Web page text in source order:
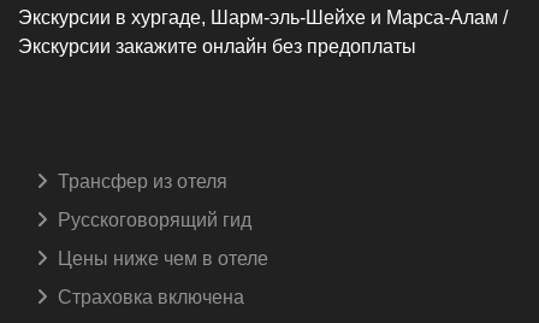
Экскурсии в хургаде, Шарм-эль-Шейхе и Марса-Алам /
Экскурсии закажите онлайн без предоплаты
Трансфер из отеля
Русскоговорящий гид️
Цены ниже чем в отеле
Страховка включена️